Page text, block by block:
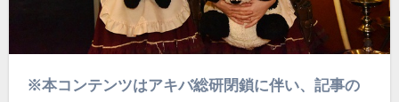
※本コンテンツはアキバ総研閉鎖に伴い、記事の